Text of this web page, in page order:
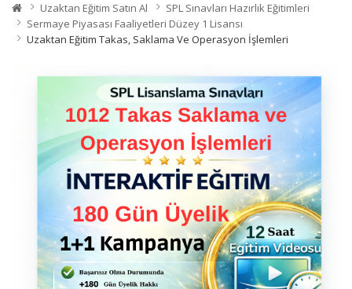
Uzaktan Eğitim Satın Al
SPL Sınavları Hazırlık Eğitimleri
Sermaye Piyasası Faaliyetleri Düzey 1 Lisansı
Uzaktan Eğitim Takas, Saklama Ve Operasyon İşlemleri